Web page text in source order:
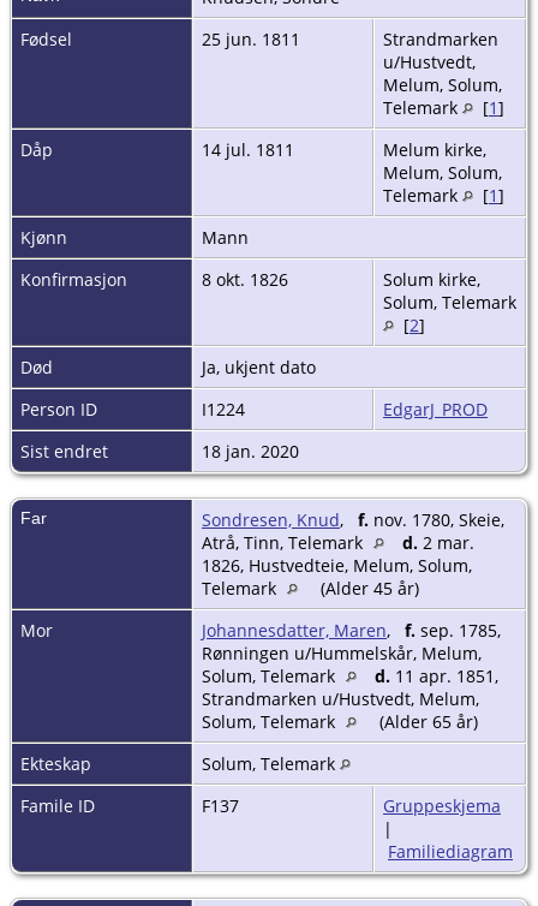
Fødsel
25 jun. 1811
Strandmarken
u/Hustvedt,
Melum, Solum,
Telemark
[1]
Dåp
14 jul. 1811
Melum kirke,
Melum, Solum,
Telemark
[1]
Kjønn
Mann
Konfirmasjon
8 okt. 1826
Solum kirke,
Solum, Telemark
[2]
Død
Ja, ukjent dato
Person ID
I1224
EdgarJ_PROD
Sist endret
18 jan. 2020
Far Sondresen, Knud, f. nov. 1780, Skeie,
Atrå, Tinn, Telemark
d. 2 mar.
1826, Hustvedteie, Melum, Solum,
Telemark
(Alder 45 år)
Mor
Johannesdatter, Maren, f. sep. 1785,
Rønningen u/Hummelskår, Melum,
Solum, Telemark
d. 11 apr. 1851,
Strandmarken u/Hustvedt, Melum,
Solum, Telemark
(Alder 65 år)
Ekteskap
Solum, Telemark
Famile ID
F137
Gruppeskjema
|
Familiediagram